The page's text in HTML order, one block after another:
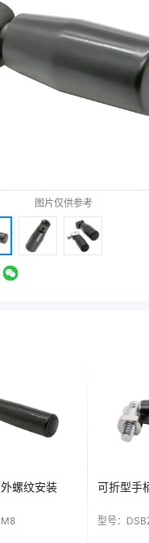
图片仅供参考
螺纹安装 可折型手
型号：